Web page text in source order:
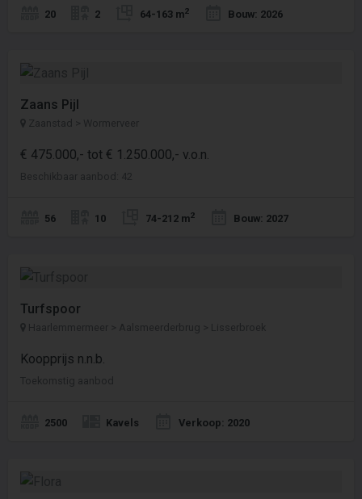
20 2 64-163 m2 Bouw: 2026
Zaans Pijl
Zaanstad > Wormerveer
€ 475.000,- tot € 1.250.000,- v.o.n.
Beschikbaar aanbod: 42
56 10 74-212 m2 Bouw: 2027
Turfspoor
Haarlemmermeer > Aalsmeerderbrug > Lisserbroek
Koopprijs n.n.b.
Toekomstig aanbod
2500 Kavels Verkoop: 2020